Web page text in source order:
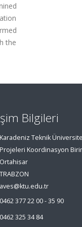
the
Bilgileri
Karadeniz Teknik
Projeleri Koordinasyon
Ortahisar
TRABZON
aves@ktu.edu.tr
0462 377 22 00 - 35 90
0462 325 34 84